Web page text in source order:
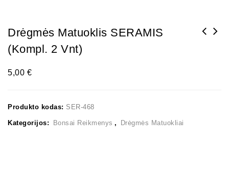
Drėgmės Matuoklis SERAMIS
(kompl. 2 Vnt)
5,00 €
Produkto kodas: SER-468
Kategorijos: Bonsai Reikmenys , Drėgmės Matuokliai